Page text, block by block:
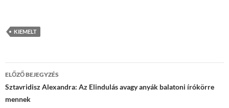
KIEMELT
Bejegyzések
navigációja
ELŐZŐ BEJEGYZÉS
Sztavridisz Alexandra: Az Elindulás avagy anyák balatoni írókörre
mennek